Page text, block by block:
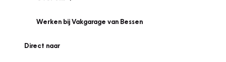
Werken bij Vakgarage van Bessen
Direct naar